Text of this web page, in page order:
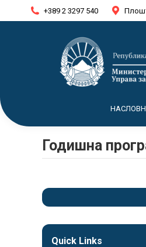
+389 2 3297 540
Годишна
Quick Links